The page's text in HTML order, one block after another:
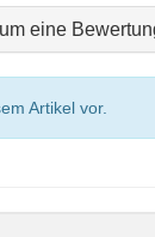
eine
Artikel vor.